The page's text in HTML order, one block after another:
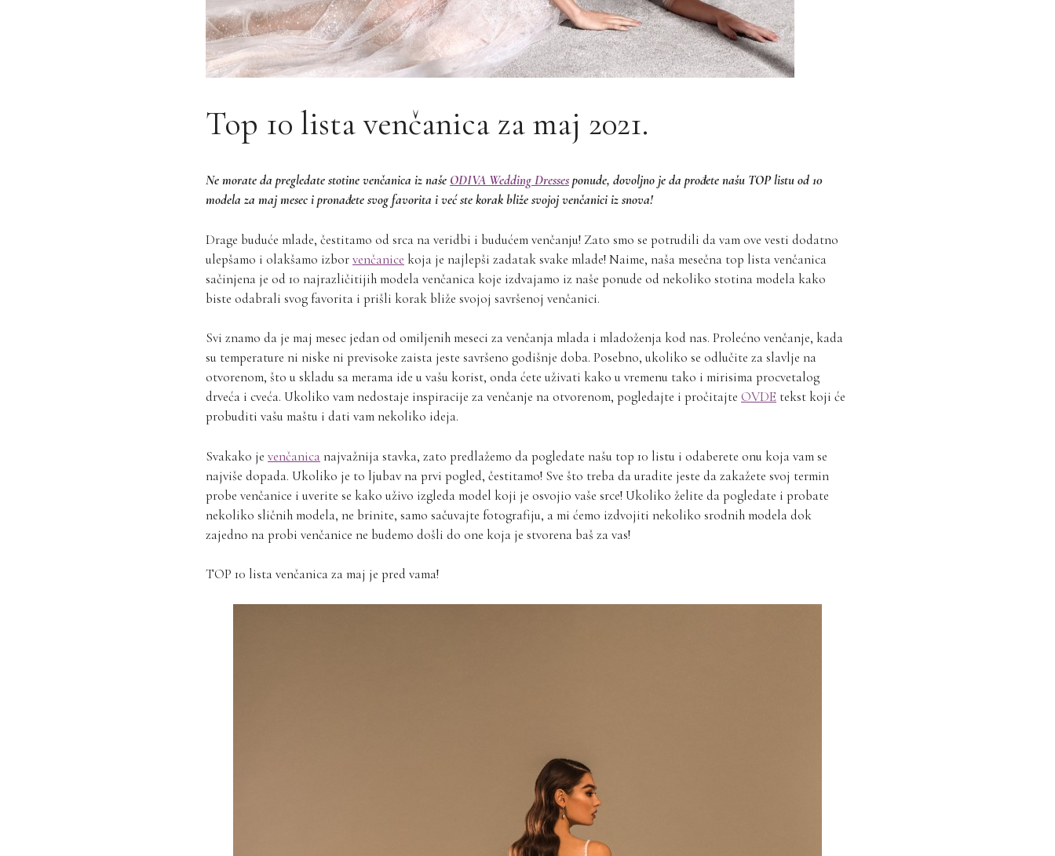
Top 10 lista venčanica za maj 2021.
Ne morate da pregledate stotine venčanica iz naše ODIVA Wedding Dressesponude, dovoljno je da prođete našu TOP listu od 10
modela za maj mesec i pronađete svog favorita i već ste korak bliže svojoj venčanici iz snova!
Drage buduće mlade, čestitamo od srca na veridbi i budućem venčanju! Zato smo se potrudili da vam ove vesti dodatno
ulepšamo i olakšamo izborvenčanice koja je najlepši zadatak svake mlade! Naime, naša mesečna top lista venčanica
sačinjena je od 10 najrazličitijih modela venčanica koje izdvajamo iz naše ponude od nekoliko stotina modela kako
biste odabrali svog favorita i prišli korak bliže svojoj savršenoj venčanici.
Svi znamo da je maj mesec jedan od omiljenih meseci za venčanja mlada i mladoženja kod nas. Prolećno venčanje, kada
su temperature ni niske ni previsoke zaista jeste savršeno godišnje doba. Posebno, ukoliko se odlučite za slavlje na
otvorenom, što u skladu sa merama ide u vašu korist, onda ćete uživati kako u vremenu tako i mirisima procvetalog
drveća i cveća. Ukoliko vam nedostaje inspiracije za venčanje na otvorenom, pogledajte i pročitajte OVDE tekst koji će
probuditi vašu maštu i dati vam nekoliko ideja.
Svakako je venčanica najvažnija stavka, zato predlažemo da pogledate našu top 10 listu i odaberete onu koja vam se
najviše dopada. Ukoliko je to ljubav na prvi pogled, čestitamo! Sve što treba da uradite jeste da zakažete svoj termin
probe venčanice i uverite se kako uživo izgleda model koji je osvojio vaše srce! Ukoliko želite da pogledate i probate
nekoliko sličnih modela, ne brinite, samo sačuvajte fotografiju, a mi ćemo izdvojiti nekoliko srodnih modela dok
zajedno na probi venčanice ne budemo došli do one koja je stvorena baš za vas!
TOP 10 lista venčanica za maj je pred vama!